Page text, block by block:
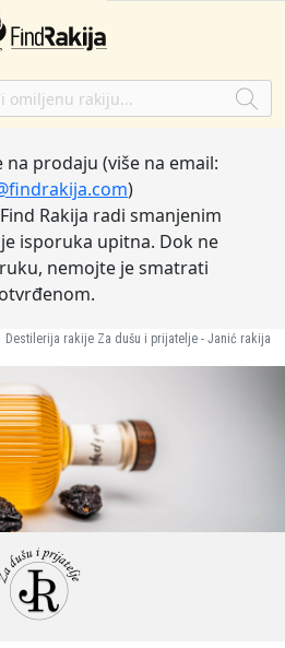
na prodaju (više na email:
)
Rakija radi smanjenim
isporuka upitna. Dok ne
nemojte je smatrati
Destilerija rakije Za dušu i prijatelje - Janić rakija